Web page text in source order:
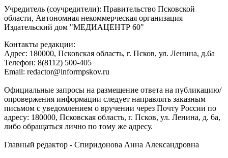
Учредитель (соучредители): Правительство Псковской
области, Автономная некоммерческая организация
Издательский дом "МЕДИАЦЕНТР 60"
Контакты редакции:
Адреc: 180000, Псковская область, г. Псков, ул. Ленина, д.6а
Телефон: 8(8112) 500-405
Email: redactor@informpskov.ru
Официальные запросы на размещение ответа на публикацию/
опровержения информации следует направлять заказным
письмом с уведомлением о вручении через Почту России по
адресу: 180000, Псковская область, г. Псков, ул. Ленина, д. 6а,
либо обращаться лично по тому же адресу.
Главный редактор - Спиридонова Анна Александровна